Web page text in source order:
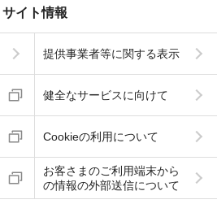
サイト情報
提供事業者等に関する表示
健全なサービスに向けて
Cookieの利用について
お客さまのご利用端末から
の情報の外部送信について